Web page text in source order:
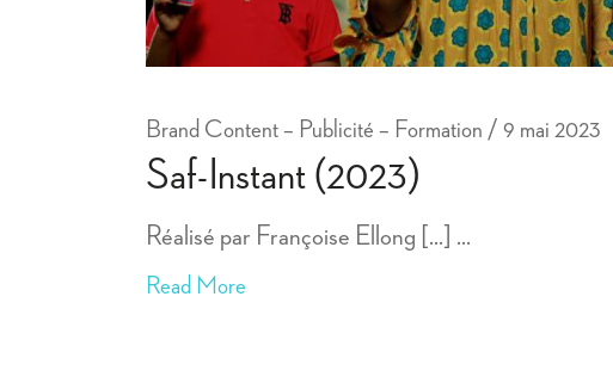
Brand Content – Publicité – Formation 9 mai 2023
Saf-Instant (2023)
Réalisé par Françoise Ellong [...]
Read More